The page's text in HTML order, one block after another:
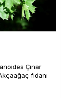
Çınar
fidanı